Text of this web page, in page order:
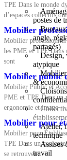
postes de
angle,
partagés)
Design,
atypique
Mobilier
&
Atelier,
technique
Assises
travail
TPE Dans le monde
d’espaces collectifs
Mobilier
Mobilier
les PME et TPE Dans
sont
Mobilier public
Mobilier Public et
PME et TPE Dans un
ergonomie et image
Mobilier pour
Mobilier pour
TPE Dans un
se retrouvent